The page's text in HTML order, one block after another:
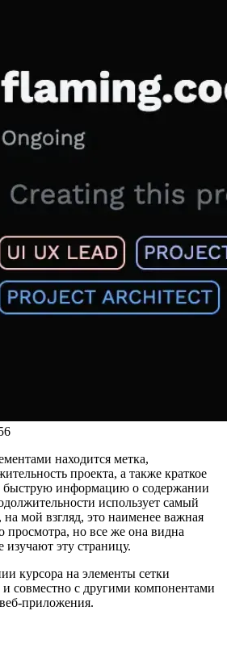
находится метка,
проекта, а также краткое
быструю информацию о содержании
использует самый
мой взгляд, это наименее важная
просмотра, но все же она видна
эту страницу.
курсора на элементы сетки